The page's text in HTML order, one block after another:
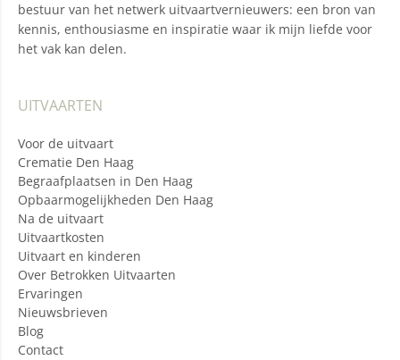
bestuur van het netwerk uitvaartvernieuwers: een bron van
kennis, enthousiasme en inspiratie waar ik mijn liefde voor
het vak kan delen.
UITVAARTEN
Voor de uitvaart
Crematie Den Haag
Begraafplaatsen in Den Haag
Opbaarmogelijkheden Den Haag
Na de uitvaart
Uitvaartkosten
Uitvaart en kinderen
Over Betrokken Uitvaarten
Ervaringen
Nieuwsbrieven
Blog
Contact